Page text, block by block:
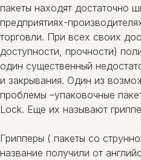
пакеты находят достаточно
предприятиях-
торговли. При всех своих
доступности, прочности)
один существенный
и закрывания. Один из
проблемы –упаковочные
Lock. Еще их называют
Грипперы ( пакеты со
название получили от